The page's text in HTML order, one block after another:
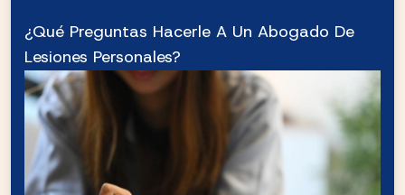
¿Qué Preguntas Hacerle A Un Abogado De
Lesiones Personales?